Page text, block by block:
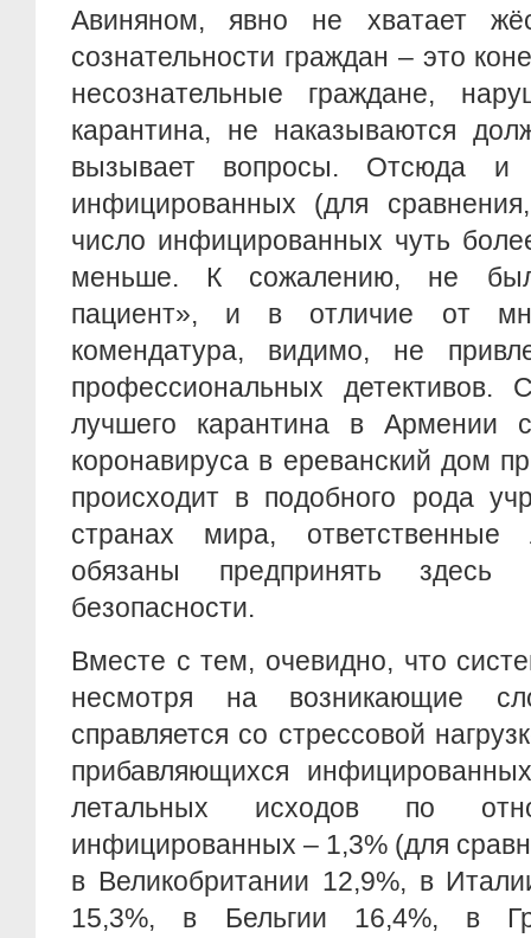
Авиняном, явно не хватает
сознательности граждан – это
несознательные граждане,
карантина, не наказываются
вызывает вопросы. Отсюда
инфицированных (для
число инфицированных чуть
меньше. К сожалению, не
пациент», и в отличие от
комендатура, видимо, не
профессиональных детективов.
лучшего карантина в Армении
коронавируса в ереванский дом
происходит в подобного рода
странах мира,
обязаны предпринять
безопасности.
Вместе с тем, очевидно, что
несмотря на возникающие
справляется со стрессовой
прибавляющихся
летальных исходов по
инфицированных – 1,3% (для
в Великобритании 12,9%, в
15,3%, в Бельгии 16,4%, в